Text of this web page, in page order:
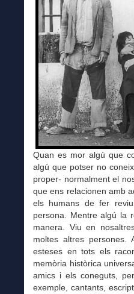
Quan es mor algú que
algú que potser no
proper- normalment el
que ens relacionen amb
els humans de fer
persona. Mentre algú la
manera. Viu en
moltes altres persones.
esteses en tots els
memòria històrica
amics i els coneguts,
exemple, cantants,